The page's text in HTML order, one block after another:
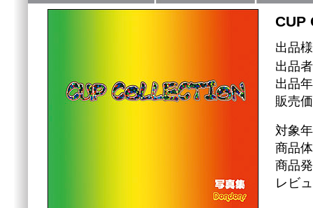
CUP
出品
出品
出品
販売
対象
商品
商品
レビ